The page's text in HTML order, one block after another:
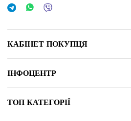
КАБІНЕТ ПОКУПЦЯ
ІНФОЦЕНТР
ТОП КАТЕГОРІЇ